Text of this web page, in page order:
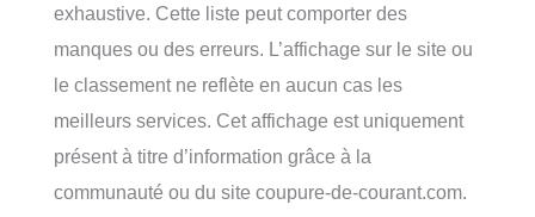
exhaustive. Cette liste peut comporter des
manques ou des erreurs. L’affichage sur le site ou
le classement ne reflète en aucun cas les
meilleurs services. Cet affichage est uniquement
présent à titre d’information grâce à la
communauté ou du site coupure-de-courant.com.